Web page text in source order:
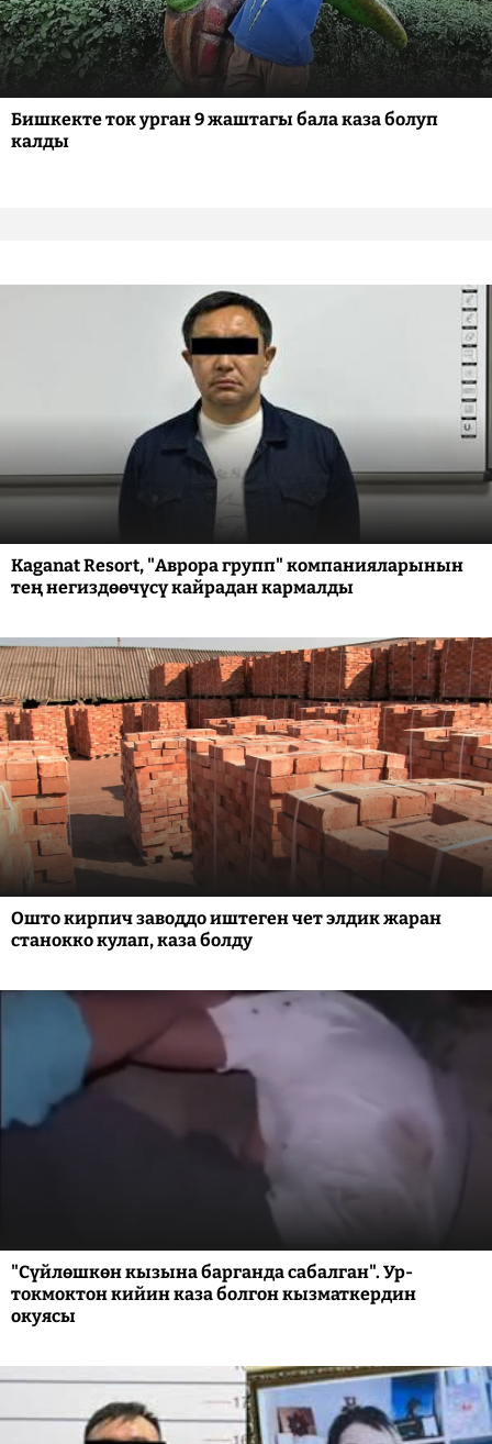
Бишкекте ток урган 9 жаштагы бала каза болуп
калды
Kaganat Resort, "Аврора групп" компанияларынын
тең негиздөөчүсү кайрадан кармалды
Ошто кирпич заводдо иштеген чет элдик жаран
станокко кулап, каза болду
"Сүйлөшкөн кызына барганда сабалган". Ур-
токмоктон кийин каза болгон кызматкердин
окуясы